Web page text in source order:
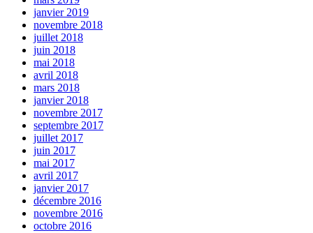
janvier 2019
novembre 2018
juillet 2018
juin 2018
mai 2018
avril 2018
mars 2018
janvier 2018
novembre 2017
septembre 2017
juillet 2017
juin 2017
mai 2017
avril 2017
janvier 2017
décembre 2016
novembre 2016
octobre 2016